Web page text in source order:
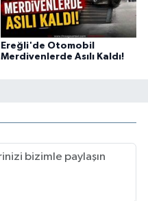
Ereğli'de Otomobil
Merdivenlerde Asılı Kaldı!